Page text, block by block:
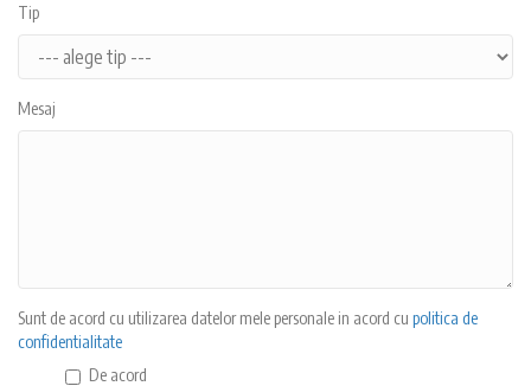
Tip
Mesaj
Sunt de acord cu utilizarea datelor mele personale in acord cu politica de
confidentialitate
De acord